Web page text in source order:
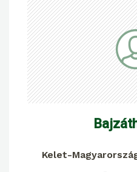
Kelet-